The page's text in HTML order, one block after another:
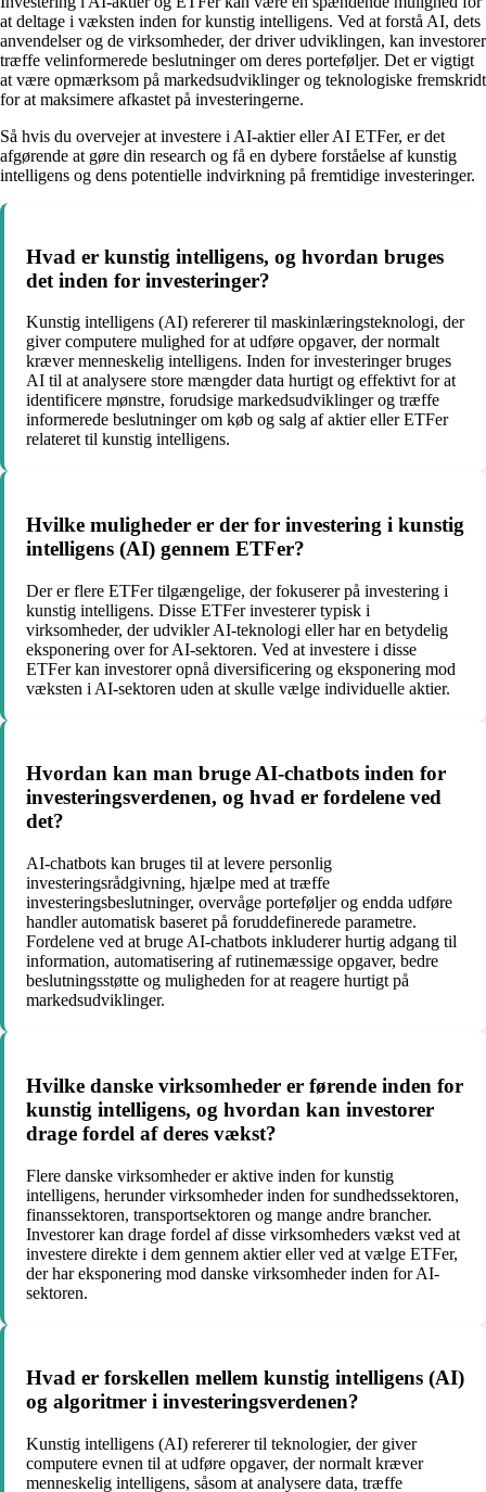
at deltage i væksten inden for kunstig intelligens. Ved at forstå AI, dets
anvendelser og de virksomheder, der driver udviklingen, kan investorer
træffe velinformerede beslutninger om deres porteføljer. Det er vigtigt
at være opmærksom på markedsudviklinger og teknologiske fremskridt
for at maksimere afkastet på investeringerne.
Så hvis du overvejer at investere i AI-aktier eller AI ETFer, er det
afgørende at gøre din research og få en dybere forståelse af kunstig
intelligens og dens potentielle indvirkning på fremtidige investeringer.
Hvad er kunstig intelligens, og hvordan bruges
det inden for investeringer?
Kunstig intelligens (AI) refererer til maskinlæringsteknologi, der
giver computere mulighed for at udføre opgaver, der normalt
kræver menneskelig intelligens. Inden for investeringer bruges
AI til at analysere store mængder data hurtigt og effektivt for at
identificere mønstre, forudsige markedsudviklinger og træffe
informerede beslutninger om køb og salg af aktier eller ETFer
relateret til kunstig intelligens.
Hvilke muligheder er der for investering i kunstig
intelligens (AI) gennem ETFer?
Der er flere ETFer tilgængelige, der fokuserer på investering i
kunstig intelligens. Disse ETFer investerer typisk i
virksomheder, der udvikler AI-teknologi eller har en betydelig
eksponering over for AI-sektoren. Ved at investere i disse
ETFer kan investorer opnå diversificering og eksponering mod
væksten i AI-sektoren uden at skulle vælge individuelle aktier.
Hvordan kan man bruge AI-chatbots inden for
investeringsverdenen, og hvad er fordelene ved
det?
AI-chatbots kan bruges til at levere personlig
investeringsrådgivning, hjælpe med at træffe
investeringsbeslutninger, overvåge porteføljer og endda udføre
handler automatisk baseret på foruddefinerede parametre.
Fordelene ved at bruge AI-chatbots inkluderer hurtig adgang til
information, automatisering af rutinemæssige opgaver, bedre
beslutningsstøtte og muligheden for at reagere hurtigt på
markedsudviklinger.
Hvilke danske virksomheder er førende inden for
kunstig intelligens, og hvordan kan investorer
drage fordel af deres vækst?
Flere danske virksomheder er aktive inden for kunstig
intelligens, herunder virksomheder inden for sundhedssektoren,
finanssektoren, transportsektoren og mange andre brancher.
Investorer kan drage fordel af disse virksomheders vækst ved at
investere direkte i dem gennem aktier eller ved at vælge ETFer,
der har eksponering mod danske virksomheder inden for AI-
sektoren.
Hvad er forskellen mellem kunstig intelligens (AI)
og algoritmer i investeringsverdenen?
Kunstig intelligens (AI) refererer til teknologier, der giver
computere evnen til at udføre opgaver, der normalt kræver
menneskelig intelligens, såsom at analysere data, træffe